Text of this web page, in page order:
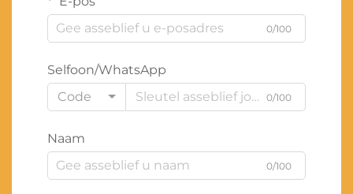
0/100
Selfoon/WhatsApp
Code
0/100
Naam
0/100